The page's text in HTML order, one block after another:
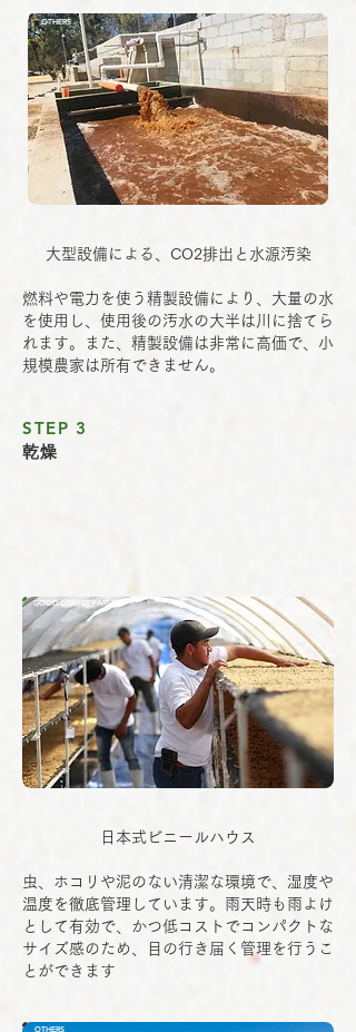
OTHERS
大型設備による、CO2排出と水源汚染
燃料や電力を使う精製設備により、大量の水
を使用し、使用後の汚水の大半は川に捨てら
れます。また、精製設備は非常に高価で、小
規模農家は所有できません。
STEP 3
乾燥
GOOD COFFEE FARMS
日本式ビニールハウス
虫、ホコリや泥のない清潔な環境で、湿度や
温度を徹底管理しています。雨天時も雨よけ
として有効で、かつ低コストでコンパクトな
サイズ感のため、目の行き届く管理を行うこ
とができます
OTHERS